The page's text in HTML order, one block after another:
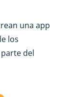
una app
los
del